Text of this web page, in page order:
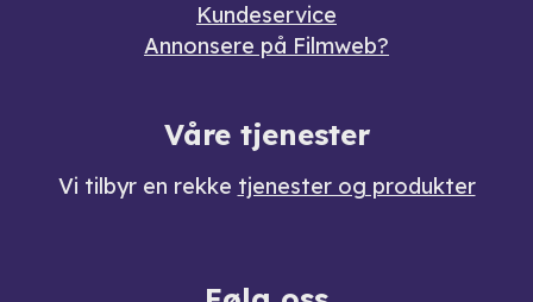
Kundeservice
Annonsere på Filmweb?
Våre tjenester
Vi tilbyr en rekke tjenester og produkter